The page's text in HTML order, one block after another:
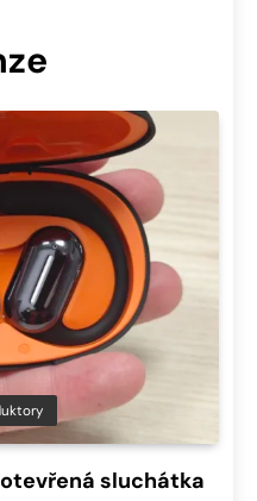
otevřená sluchátka